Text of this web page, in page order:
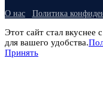
О нас Политика
Этот сайт стал
для вашего удобства.
Принять